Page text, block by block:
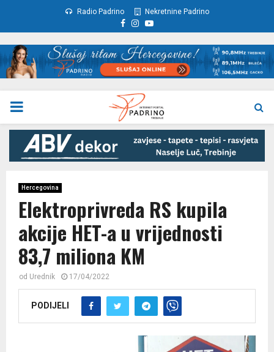
Radio Padrino Nekretnine Padrino
Facebook
Instagram
Youtube
PRIMARY
MENU
Hercegovina
Elektroprivreda RS kupila
akcije HET-a u vrijednosti
83,7 miliona KM
od Urednik 17/04/2022
PODIJELI